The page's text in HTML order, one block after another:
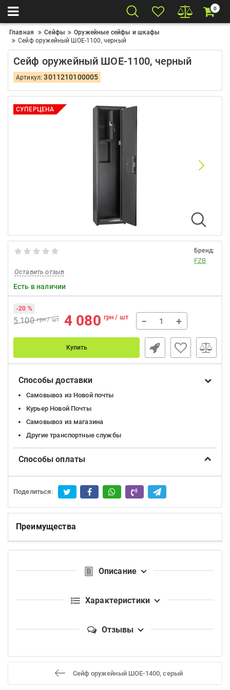
0
Главная Сейфы
Оружейные сейфы и шкафы
Сейф оружейный ШОЕ-1100, черный
Сейф оружейный ШОЕ-1100, черный
Артикул:3011210100005
СУПЕРЦЕНА
Бренд:
FZB
Оставить отзыв
Есть в наличии
5 100 грн / шт 4 080 грн / шт
-20 %
− +
Купить
Способы доставки
Самовывоз из Новой почты
Курьер Новой Почты
Самовывоз из магазина
Другие транспортные службы
Способы оплаты
Поделиться:
Преимущества
Описание
Характеристики
Отзывы
Сейф оружейный ШОЕ-1400, серый